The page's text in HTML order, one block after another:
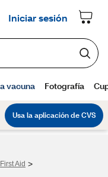
First Aid >